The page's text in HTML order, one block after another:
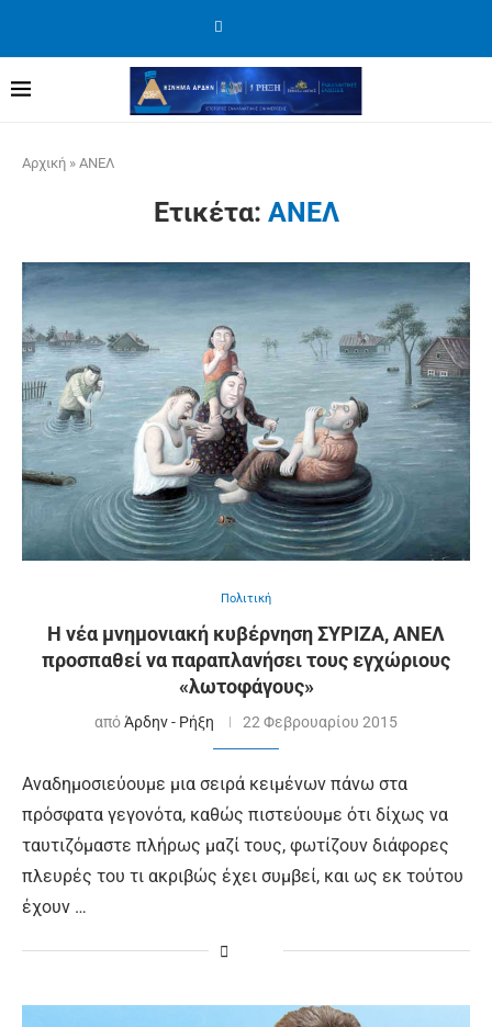
Αρχική » ΑΝΕΛ
Ετικέτα: ΑΝΕΛ
Πολιτική
Η νέα μνημονιακή κυβέρνηση ΣΥΡΙΖΑ, ΑΝΕΛ
προσπαθεί να παραπλανήσει τους εγχώριους
«λωτοφάγους»
απόΆρδην - Ρήξη 22 Φεβρουαρίου 2015
Αναδημοσιεύουμε μια σειρά κειμένων πάνω στα
πρόσφατα γεγονότα, καθώς πιστεύουμε ότι δίχως να
ταυτιζόμαστε πλήρως μαζί τους, φωτίζουν διάφορες
πλευρές του τι ακριβώς έχει συμβεί, και ως εκ τούτου
έχουν …